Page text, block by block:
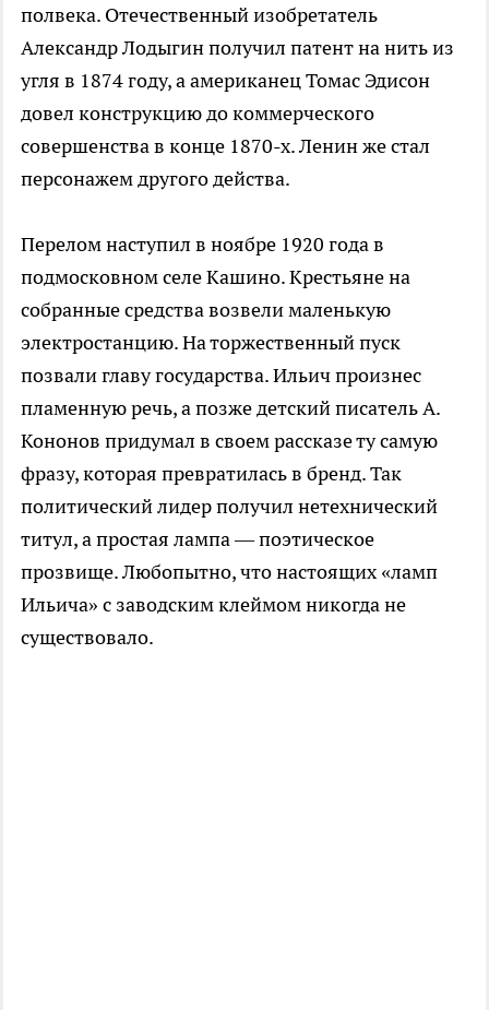
полвека. Отечественный изобретатель
Александр Лодыгин получил патент на нить из
угля в 1874 году, а американец Томас Эдисон
довел конструкцию до коммерческого
совершенства в конце 1870-х. Ленин же стал
персонажем другого действа.
Перелом наступил в ноябре 1920 года в
подмосковном селе Кашино. Крестьяне на
собранные средства возвели маленькую
электростанцию. На торжественный пуск
позвали главу государства. Ильич произнес
пламенную речь, а позже детский писатель А.
Кононов придумал в своем рассказе ту самую
фразу, которая превратилась в бренд. Так
политический лидер получил нетехнический
титул, а простая лампа — поэтическое
прозвище. Любопытно, что настоящих «ламп
Ильича» с заводским клеймом никогда не
существовало.